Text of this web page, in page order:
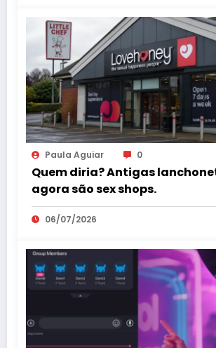
Paula Aguiar 0
Quem diria? Antigas
agora são sex shops.
06/07/2026